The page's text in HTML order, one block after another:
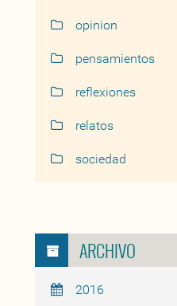
opinion
pensamientos
reflexiones
relatos
sociedad
ARCHIVO
2016